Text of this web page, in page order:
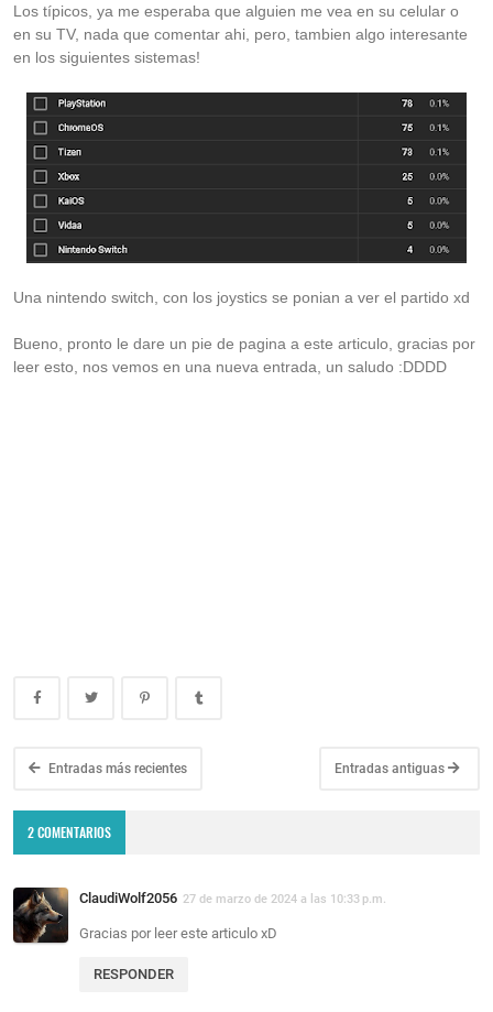
Los típicos, ya me esperaba que alguien me vea en su celular o
en su TV, nada que comentar ahi, pero, tambien algo interesante
en los siguientes sistemas!
Una nintendo switch, con los joystics se ponian a ver el partido xd
Bueno, pronto le dare un pie de pagina a este articulo, gracias por
leer esto, nos vemos en una nueva entrada, un saludo :DDDD
Entradas más recientes Entradas antiguas
2 COMENTARIOS
ClaudiWolf2056 27 de marzo de 2024 a las 10:33 p.m.
Gracias por leer este articulo xD
RESPONDER